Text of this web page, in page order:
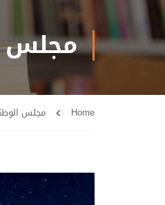
مجلس
Home مجلس